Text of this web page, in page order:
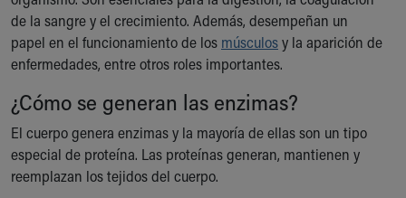
Ronald McDonald House Care Mobile
Health Centers
Symptom Checker
Financial Services
Price Estimates
Family Supports
Sports Health Services Provider for Akron Zips
New Parents
Find a Pediatrics Location
de la sangre y el crecimiento. Además, desempeñan un
papel en el funcionamiento de los músculosy la aparición de
enfermedades, entre otros roles importantes.
¿Cómo se generan las enzimas?
El cuerpo genera enzimas y la mayoría de ellas son un tipo
especial de proteína. Las proteínas generan, mantienen y
reemplazan los tejidos del cuerpo.